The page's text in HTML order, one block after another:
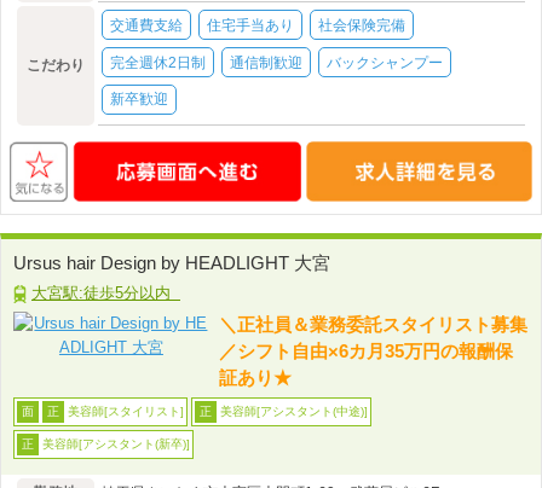
こだわり
交通費支給 住宅手当あり 社会保険完備
完全週休2日制 通信制歓迎 バックシャンプー
新卒歓迎
Ursus hair Design by HEADLIGHT 大宮
大宮駅:徒歩5分以内
＼正社員＆業務委託スタイリスト募集
／シフト自由×6カ月35万円の報酬保
証あり★
面 正 美容師[スタイリスト] 正 美容師[アシスタント(中途)]
正 美容師[アシスタント(新卒)]